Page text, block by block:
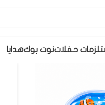
حفلاتنوت بوكهدايا